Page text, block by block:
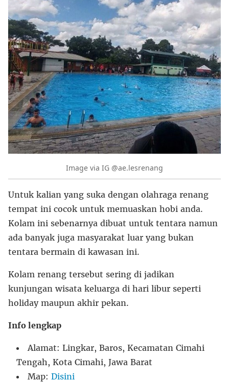
Image via IG @ae.lesrenang
Untuk kalian yang suka dengan olahraga renang
tempat ini cocok untuk memuaskan hobi anda.
Kolam ini sebenarnya dibuat untuk tentara namun
ada banyak juga masyarakat luar yang bukan
tentara bermain di kawasan ini.
Kolam renang tersebut sering di jadikan
kunjungan wisata keluarga di hari libur seperti
holiday maupun akhir pekan.
Info lengkap
Alamat: Lingkar, Baros, Kecamatan Cimahi
Tengah, Kota Cimahi, Jawa Barat
Map: Disini